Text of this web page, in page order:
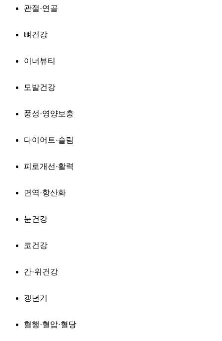
관절·연골
뼈건강
이너뷰티
모발건강
풍성·영양보충
다이어트·슬림
피로개선·활력
면역·항산화
눈건강
코건강
간·위건강
갱년기
혈행·혈압·혈당